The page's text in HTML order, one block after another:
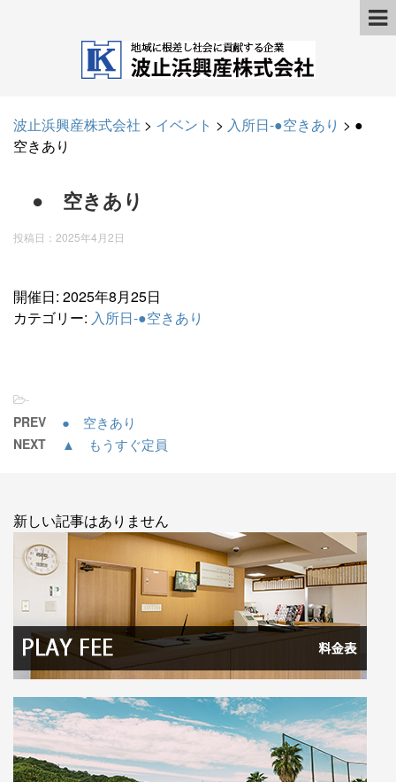
波止浜興産株式会社 > イベント > 入所日-●空きあり > ●
空きあり
● 空きあり
投稿日： 2025年4月2日
開催日: 2025年8月25日
カテゴリー: 入所日-●空きあり
-
PREV ● 空きあり
NEXT ▲ もうすぐ定員
新しい記事はありません